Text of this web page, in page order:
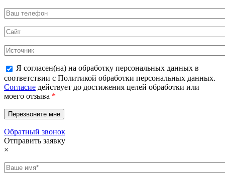
Я согласен(на) на обработку персональных данных в
соответствии с Политикой обработки персональных данных.
Согласие действует до достижения целей обработки или
моего отзыва *
Обратный звонок
Отправить заявку
×